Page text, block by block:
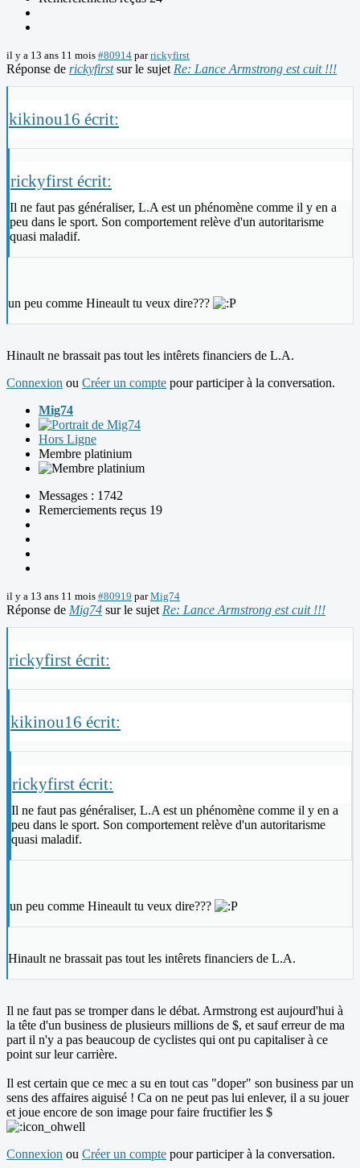
il y a 13 ans 11 mois #80914 parrickyfirst
Réponse de rickyfirstsur le sujet Re: Lance Armstrong est cuit !!!
kikinou16 écrit:
rickyfirst écrit:
Il ne faut pas généraliser, L.A est un phénomène comme il y en a
peu dans le sport. Son comportement relève d'un autoritarisme
quasi maladif.
un peu comme Hineault tu veux dire???
Hinault ne brassait pas tout les intêrets financiers de L.A.
Connexion ou Créer un compte pour participer à la conversation.
Mig74
Hors Ligne
Membre platinium
Messages : 1742
Remerciements reçus 19
il y a 13 ans 11 mois #80919 parMig74
Réponse de Mig74 sur le sujet Re: Lance Armstrong est cuit !!!
rickyfirst écrit:
kikinou16 écrit:
rickyfirst écrit:
Il ne faut pas généraliser, L.A est un phénomène comme il y en a
peu dans le sport. Son comportement relève d'un autoritarisme
quasi maladif.
un peu comme Hineault tu veux dire???
Hinault ne brassait pas tout les intêrets financiers de L.A.
Il ne faut pas se tromper dans le débat. Armstrong est aujourd'hui à
la tête d'un business de plusieurs millions de $, et sauf erreur de ma
part il n'y a pas beaucoup de cyclistes qui ont pu capitaliser à ce
point sur leur carrière.
Il est certain que ce mec a su en tout cas "doper" son business par un
sens des affaires aiguisé ! Ca on ne peut pas lui enlever, il a su jouer
et joue encore de son image pour faire fructifier les $
Connexion ou Créer un compte pour participer à la conversation.